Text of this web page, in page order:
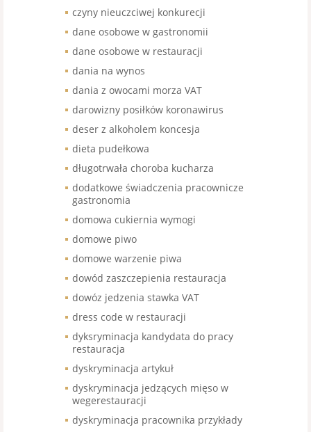
czyny nieuczciwej konkurecji
dane osobowe w gastronomii
dane osobowe w restauracji
dania na wynos
dania z owocami morza VAT
darowizny posiłków koronawirus
deser z alkoholem koncesja
dieta pudełkowa
długotrwała choroba kucharza
dodatkowe świadczenia pracownicze
gastronomia
domowa cukiernia wymogi
domowe piwo
domowe warzenie piwa
dowód zaszczepienia restauracja
dowóz jedzenia stawka VAT
dress code w restauracji
dyksryminacja kandydata do pracy
restauracja
dyskryminacja artykuł
dyskryminacja jedzących mięso w
wegerestauracji
dyskryminacja pracownika przykłady